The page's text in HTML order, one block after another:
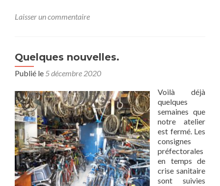
Laisser un commentaire
Quelques nouvelles.
Publié le 5 décembre 2020
Voilà déjà
quelques
semaines que
notre atelier
est fermé. Les
consignes
préfectorales
en temps de
crise sanitaire
sont suivies